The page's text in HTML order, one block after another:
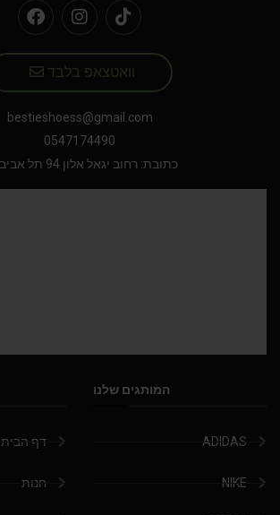
וואטצאפ בלבד
bestieshoess@gmail.com
0547174490
כתובת: רחוב יגאל אלון 94 תל אביב יפו
המותגים שלנו
ADIDAS
NIKE
דף הבית
חנות